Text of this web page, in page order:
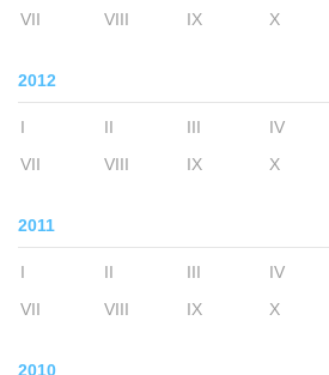
VII
VIII IX X
2012
I II III IV
VII
VIII IX X
2011
I II III IV
VII
VIII IX X
2010